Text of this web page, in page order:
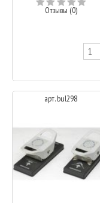
Отзывы (0)
арт. bul298